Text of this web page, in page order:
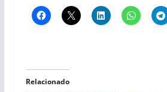
Relacionado